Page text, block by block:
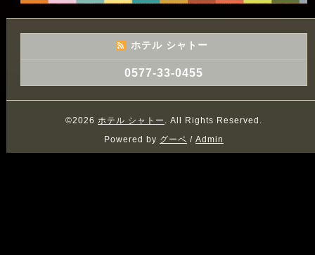
ホテル シャトー
0577-33-0455
©2026 ホテル シャトー . All Rights Reserved.
Powered by グーペ / Admin